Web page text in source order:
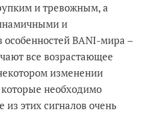
и тревожным, а
и
BANI-мира –
все возрастающее
изменении
необходимо
этих сигналов очень